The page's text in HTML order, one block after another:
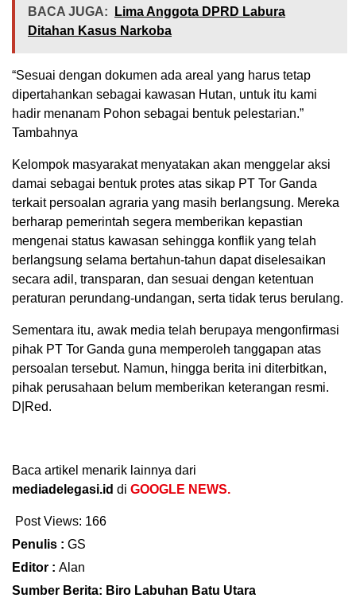
BACA JUGA:
Lima Anggota DPRD Labura
Ditahan Kasus Narkoba
“Sesuai dengan dokumen ada areal yang harus tetap
dipertahankan sebagai kawasan Hutan, untuk itu kami
hadir menanam Pohon sebagai bentuk pelestarian.”
Tambahnya
Kelompok masyarakat menyatakan akan menggelar aksi
damai sebagai bentuk protes atas sikap PT Tor Ganda
terkait persoalan agraria yang masih berlangsung. Mereka
berharap pemerintah segera memberikan kepastian
mengenai status kawasan sehingga konflik yang telah
berlangsung selama bertahun-tahun dapat diselesaikan
secara adil, transparan, dan sesuai dengan ketentuan
peraturan perundang-undangan, serta tidak terus berulang.
Sementara itu, awak media telah berupaya mengonfirmasi
pihak PT Tor Ganda guna memperoleh tanggapan atas
persoalan tersebut. Namun, hingga berita ini diterbitkan,
pihak perusahaan belum memberikan keterangan resmi.
D|Red.
Baca artikel menarik lainnya dari
mediadelegasi.id di GOOGLE NEWS.
Post Views: 166
Penulis : GS
Editor : Alan
Sumber Berita: Biro Labuhan Batu Utara